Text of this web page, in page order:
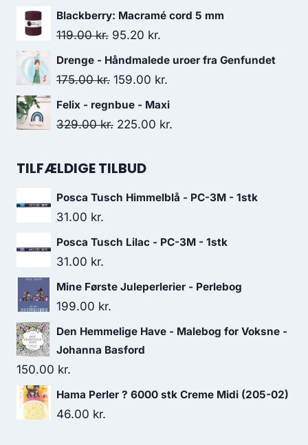
Blackberry: Macramé cord 5 mm
119.00kr. 95.20 kr.
Drenge - Håndmalede uroer fra Genfundet
175.00kr. 159.00 kr.
Felix - regnbue - Maxi
329.00kr. 225.00 kr.
TILFÆLDIGE TILBUD
Posca Tusch Himmelblå - PC-3M - 1stk
31.00 kr.
Posca Tusch Lilac - PC-3M - 1stk
31.00 kr.
Mine Første Juleperlerier - Perlebog
199.00 kr.
Den Hemmelige Have - Malebog for Voksne -
Johanna Basford
150.00 kr.
Hama Perler ? 6000 stk Creme Midi (205-02)
46.00 kr.